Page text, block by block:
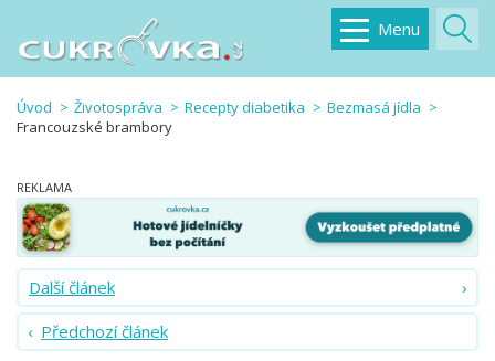
Menu
Úvod Životospráva Recepty diabetika
Bezmasá jídla
Francouzské brambory
Další článek
Předchozí článek